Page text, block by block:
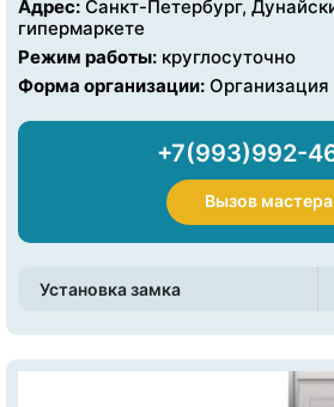
Адрес: Санкт-Петербург,
гипермаркете
Режим работы: круглосуточно
Форма организации: Организация
+7(993)992-
Вызов мастера
Установка замка